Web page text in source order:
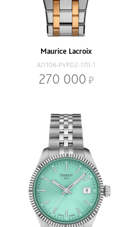
Maurice Lacroix
AI1106-PVPD2-170-1
270 000